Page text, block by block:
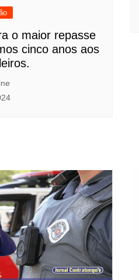
o maior repasse
cinco anos aos